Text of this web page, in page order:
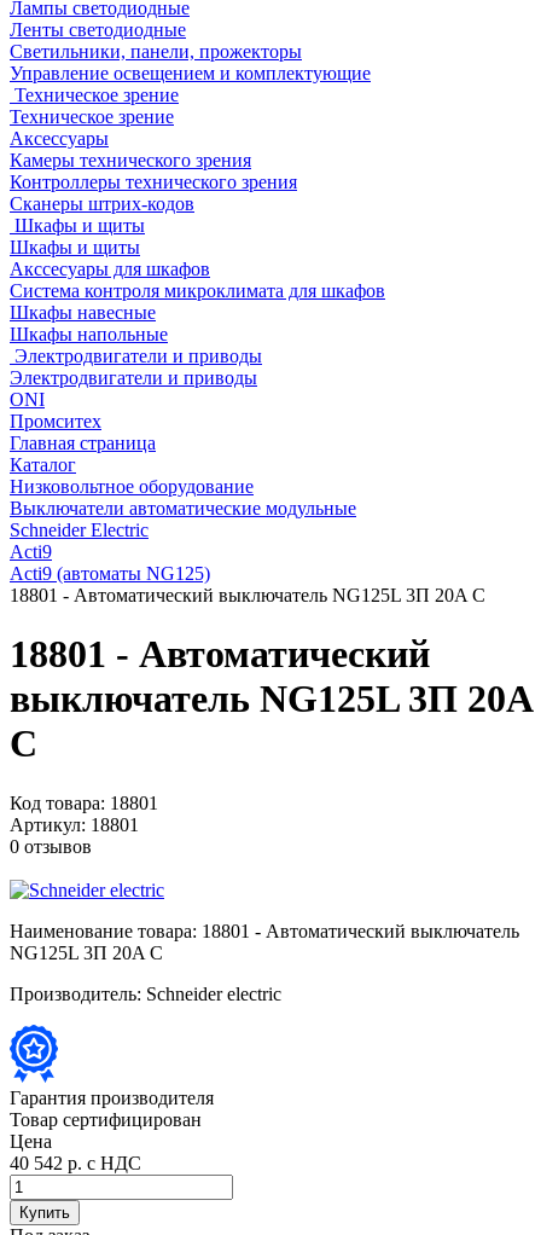
Лампы светодиодные
Ленты светодиодные
Светильники, панели, прожекторы
Управление освещением и комплектующие
Техническое зрение
Техническое зрение
Аксессуары
Камеры технического зрения
Контроллеры технического зрения
Сканеры штрих-кодов
Шкафы и щиты
Шкафы и щиты
Акссесуары для шкафов
Система контроля микроклимата для шкафов
Шкафы навесные
Шкафы напольные
Электродвигатели и приводы
Электродвигатели и приводы
ONI
Промситех
Главная страница
Каталог
Низковольтное оборудование
Выключатели автоматические модульные
Schneider Electric
Acti9
Acti9 (автоматы NG125)
18801 - Автоматический выключатель NG125L 3П 20A C
18801 - Автоматический
выключатель NG125L 3П 20A
C
Код товара: 18801
Артикул: 18801
0 отзывов
Наименование товара: 18801 - Автоматический выключатель
NG125L 3П 20A C
Производитель: Schneider electric
Гарантия производителя
Товар сертифицирован
Цена
40 542 р. с НДС
Купить